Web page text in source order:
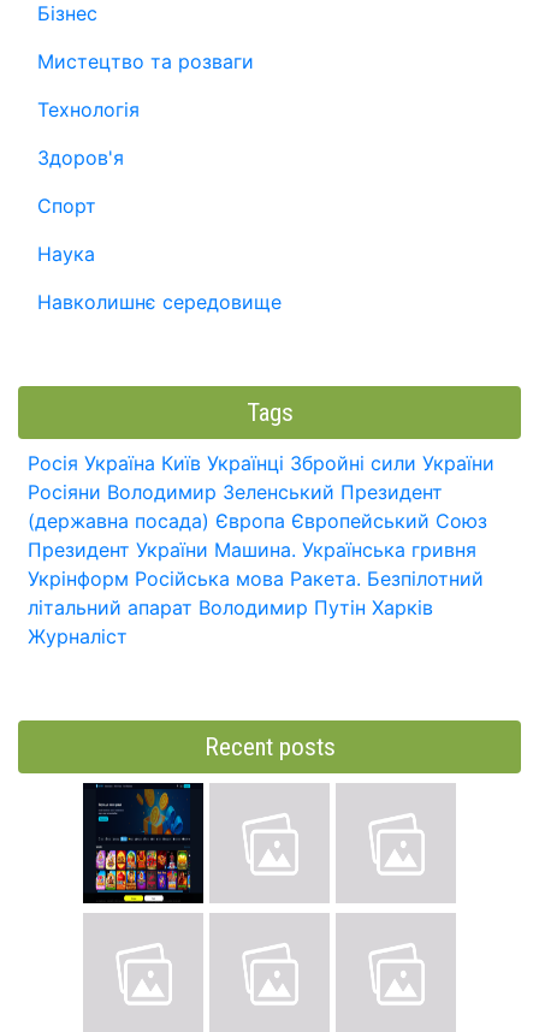
Бізнес
Мистецтво та розваги
Технологія
Здоров'я
Спорт
Наука
Навколишнє середовище
Tags
Росія Україна Київ Українці Збройні сили України
Росіяни Володимир Зеленський Президент
(державна посада) Європа Європейський Союз
Президент України Машина. Українська гривня
Укрінформ Російська мова Ракета. Безпілотний
літальний апарат Володимир Путін Харків
Журналіст
Recent posts